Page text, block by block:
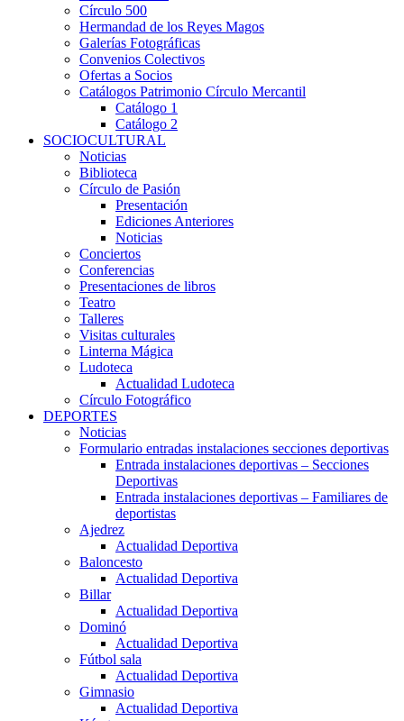
Círculo 500
Hermandad de los Reyes Magos
Galerías Fotográficas
Convenios Colectivos
Ofertas a Socios
Catálogos Patrimonio Círculo Mercantil
Catálogo 1
Catálogo 2
SOCIOCULTURAL
Noticias
Biblioteca
Círculo de Pasión
Presentación
Ediciones Anteriores
Noticias
Conciertos
Conferencias
Presentaciones de libros
Teatro
Talleres
Visitas culturales
Linterna Mágica
Ludoteca
Actualidad Ludoteca
Círculo Fotográfico
DEPORTES
Noticias
Formulario entradas instalaciones secciones deportivas
Entrada instalaciones deportivas – Secciones
Deportivas
Entrada instalaciones deportivas – Familiares de
deportistas
Ajedrez
Actualidad Deportiva
Baloncesto
Actualidad Deportiva
Billar
Actualidad Deportiva
Dominó
Actualidad Deportiva
Fútbol sala
Actualidad Deportiva
Gimnasio
Actualidad Deportiva